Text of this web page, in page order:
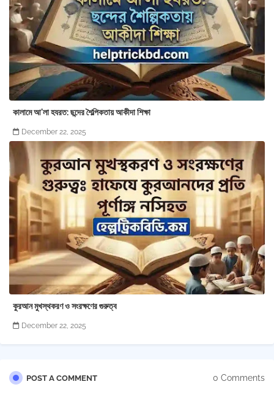
কালামে আ'লা হযরত: ছন্দের শৈল্পিকতায় আকীদা শিক্ষা
December 22, 2025
কুরআন মুখস্থকরণ ও সংরক্ষণের গুরুত্ব
December 22, 2025
POST A COMMENT 0 Comments